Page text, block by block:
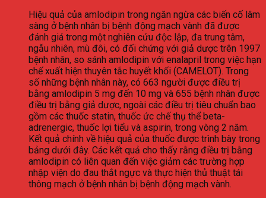
Hiệu quả của amlodipin trong ngăn ngừa các biến cố lâm
sàng ở bệnh nhân bị bệnh động mạch vành đã được
đánh giá trong một nghiên cứu độc lập, đa trung tâm,
ngẫu nhiên, mù đôi, có đối chứng với giả dược trên 1997
bệnh nhân, so sánh amlodipin với enalapril trong việc hạn
chế xuất hiện thuyên tắc huyết khối (CAMELOT). Trong
số những bệnh nhân này, có 663 người được điều trị
bằng amlodipin 5 mg đến 10 mg và 655 bệnh nhân được
điều trị bằng giả dược, ngoài các điều trị tiêu chuẩn bao
gồm các thuốc statin, thuốc ức chế thụ thể beta-
adrenergic, thuốc lợi tiểu và aspirin, trong vòng 2 năm.
Kết quả chính về hiệu quả của thuốc được trình bày trong
bảng dưới đây. Các kết quả cho thấy rằng điều trị bằng
amlodipin có liên quan đến việc giảm các trường hợp
nhập viện do đau thắt ngực và thực hiện thủ thuật tái
thông mạch ở bệnh nhân bị bệnh động mạch vành.